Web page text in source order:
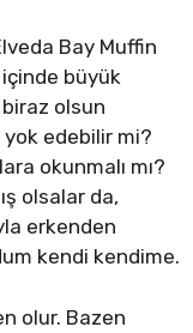
Bay Muffin
büyük
olsun
yok edebilir mi?
okunmalı mı?
olsalar da,
erkenden
kendi kendime.
olur. Bazen